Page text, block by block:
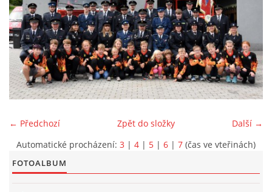
OHLÁŠENÍ PÁLENÍ
KONTAKT
← Předchozí Další →
Zpět do složky
Automatické procházení: 3 | 4 | 5 | 6 | 7 (čas ve vteřinách)
FOTOALBUM